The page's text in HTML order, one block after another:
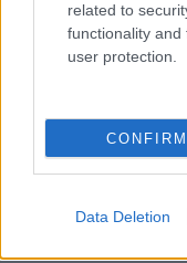
related to
functionality
user protection.
CONFIRM
Data Deletion
ΣΧΕΤΙΚΑ
Το site της